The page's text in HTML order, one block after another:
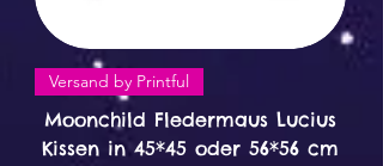
Versand by Printful
Moonchild Fledermaus Lucius
Kissen in 45*45 oder 56*56 cm